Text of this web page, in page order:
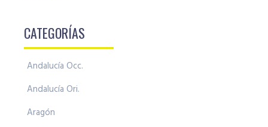
CATEGORÍAS
Andalucía Occ.
Andalucía Ori.
Aragón